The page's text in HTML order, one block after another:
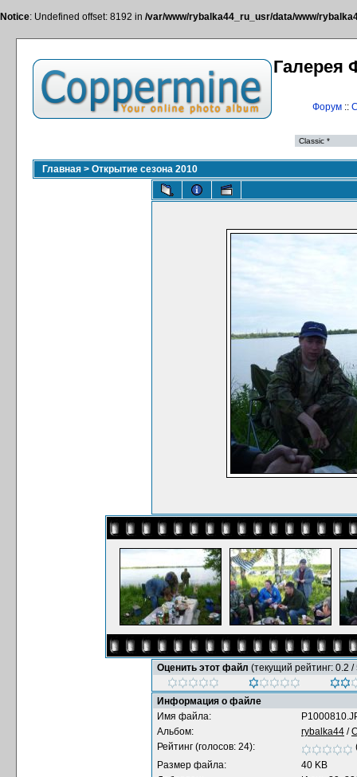
Notice: Undefined offset: 8192 in /var/www/rybalka44_ru_usr/data/www/
Галерея
Форум::
Главная > Открытие сезона 2010
Оценить этот файл (текущий рейтинг: 0.2 /
Информация о файле
Имя файла:
Альбом:
rybalka44 /
Рейтинг (голосов: 24):
Размер файла:
40 KB